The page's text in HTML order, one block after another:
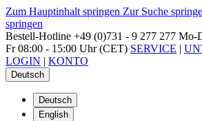
Zum Hauptinhalt springen Zur Suche
springen
Bestell-Hotline +49 (0)731 - 9 277 277 Mo-
Fr 08:00 - 15:00 Uhr (CET) SERVICE |
LOGIN | KONTO
Deutsch
Deutsch
English